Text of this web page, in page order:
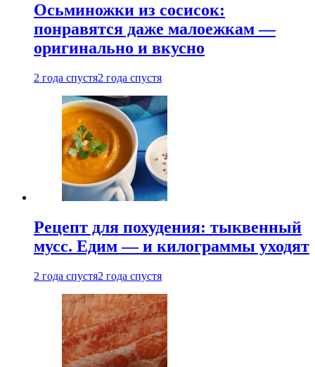
Осьминожки из сосисок:
понравятся даже малоежкам —
оригинально и вкусно
2 года спустя2 года спустя
Рецепт для похудения: тыквенный
мусс. Едим — и килограммы уходят
2 года спустя2 года спустя